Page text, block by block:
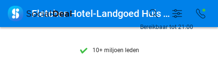
7 dagen per week beschikbaarBereikbaar tot 21:00
 Fletcher Hotel-Landgoed Huis Te Eerbeek